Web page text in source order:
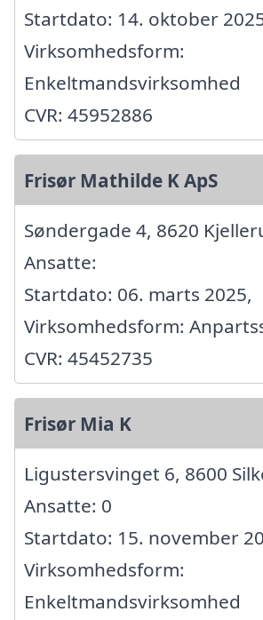
Startdato: 14. oktober
Virksomhedsform:
Enkeltmandsvirksomhed
CVR: 45952886
Frisør Mathilde K ApS
Søndergade 4, 8620
Ansatte:
Startdato: 06. marts 2025,
Virksomhedsform:
CVR: 45452735
Frisør Mia K
Ligustersvinget 6, 8600
Ansatte: 0
Startdato: 15. november
Virksomhedsform:
Enkeltmandsvirksomhed